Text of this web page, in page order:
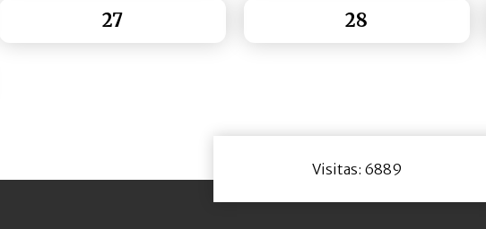
27 28
Visitas: 6889